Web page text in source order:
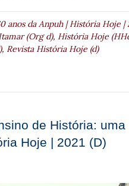
anos da Anpuh | História Hoje |
(Org d), História Hoje
, Revista História Hoje (d)
de História:
Hoje | 2021 (D)